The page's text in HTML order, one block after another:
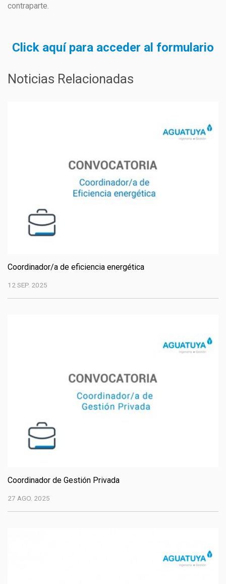
Noticias Relacionadas
Coordinador/a de eficiencia energética
12 SEP. 2025
Coordinador de Gestión Privada
27 AGO. 2025
contraparte.
Click aquí para acceder al formulario